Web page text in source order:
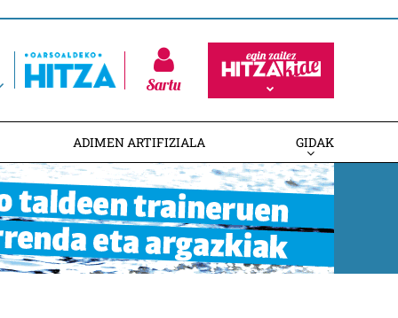
Sartu
ADIMEN ARTIFIZIALA GIDAK